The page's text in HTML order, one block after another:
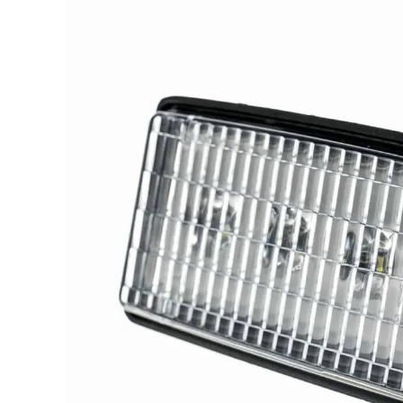
LED
LED sprayleds
LED Hal,-
voordeelpakketten
Overige